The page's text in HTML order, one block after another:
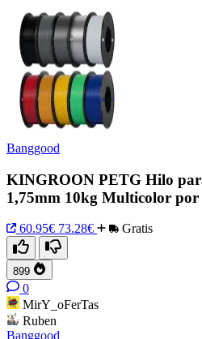
Banggood
KINGROON PETG Hilo
1,75mm 10kg Multicolor por
60.95€ 73.28€ Gratis
899
0
MirY_oFerTas
Ruben
Banggood